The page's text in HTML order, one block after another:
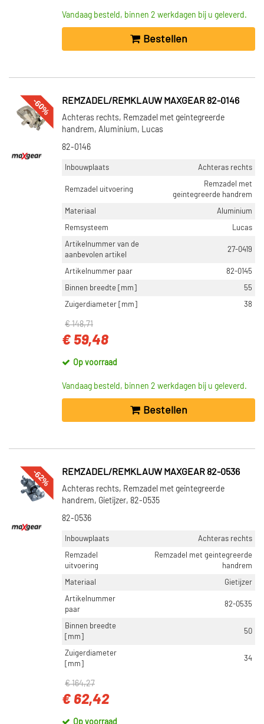
Vandaag besteld, binnen 2 werkdagen bij u geleverd.
Bestellen
-60% REMZADEL/REMKLAUW MAXGEAR 82-0146
Achteras rechts, Remzadel met geintegreerde
handrem, Aluminium, Lucas
82-0146
Inbouwplaats Achteras rechts
Remzadel uitvoering
Remzadel met
geintegreerde handrem
Materiaal
Aluminium
Remsysteem
Lucas
Artikelnummer van de
aanbevolen artikel
27-0419
Artikelnummer paar
82-0145
Binnen breedte [mm]
55
Zuigerdiameter [mm]
38
€ 148,71
€ 59,48
Op voorraad
Vandaag besteld, binnen 2 werkdagen bij u geleverd.
Bestellen
-62% REMZADEL/REMKLAUW MAXGEAR 82-0536
Achteras rechts, Remzadel met geintegreerde
handrem, Gietijzer, 82-0535
82-0536
Inbouwplaats
Achteras rechts
Remzadel
uitvoering
Remzadel met geintegreerde
handrem
Materiaal
Gietijzer
Artikelnummer
paar
82-0535
Binnen breedte
[mm]
50
Zuigerdiameter
[mm]
34
€ 164,27
€ 62,42
Op voorraad